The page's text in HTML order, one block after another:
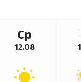
Ср
12.08